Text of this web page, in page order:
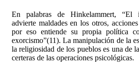
En palabras de Hinkelammert, “El
advierte maldades en los otros,
por eso entiende su propia política
exorcismo”(11). La manipulación de la
la religiosidad de los pueblos es una de
certeras de las operaciones psicológicas.